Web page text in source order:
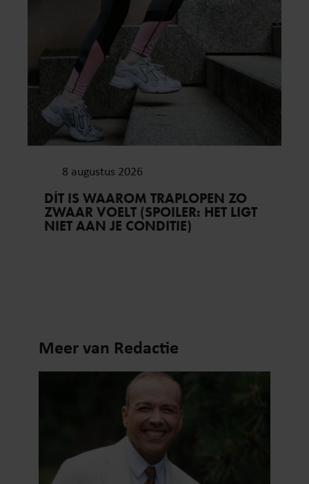
8 augustus 2026
DÍT IS WAAROM TRAPLOPEN ZO
ZWAAR VOELT (SPOILER: HET LIGT
NIET AAN JE CONDITIE)
Meer van Redactie